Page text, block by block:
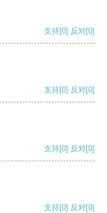
支持[0] 反对[0]
支持[0] 反对[0]
支持[0] 反对[0]
支持[0] 反对[0]